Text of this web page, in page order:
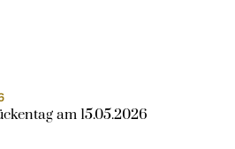
am 15.05.2026